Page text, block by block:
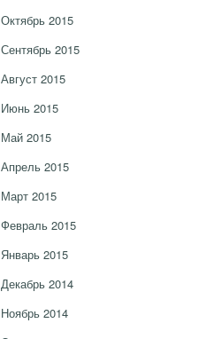
Октябрь 2015
Сентябрь 2015
Август 2015
Июнь 2015
Май 2015
Апрель 2015
Март 2015
Февраль 2015
Январь 2015
Декабрь 2014
Ноябрь 2014